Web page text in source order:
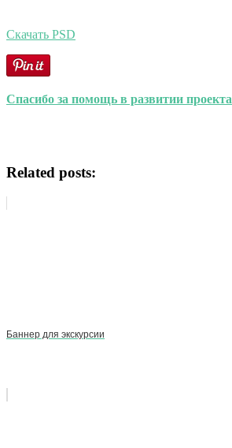
Скачать PSD
Спасибо за помощь в развитии проекта
Related posts:
Баннер для экскурсии